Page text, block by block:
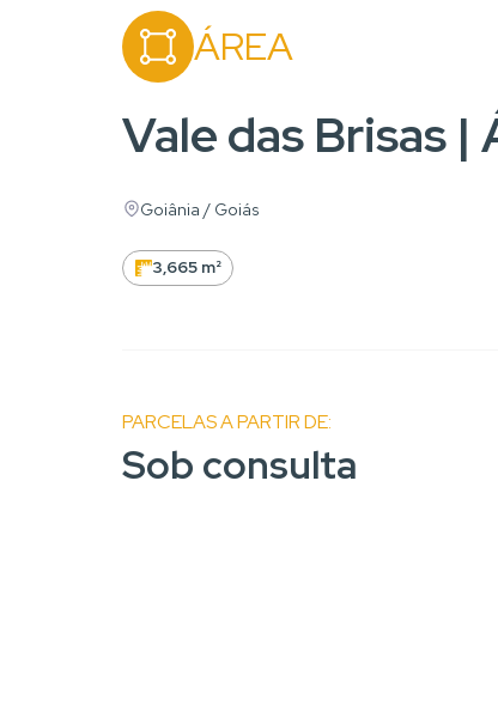
ÁREA
Vale das Brisas |
Goiânia / Goiás
3,665 m²
PARCELAS A PARTIR DE:
Sob consulta